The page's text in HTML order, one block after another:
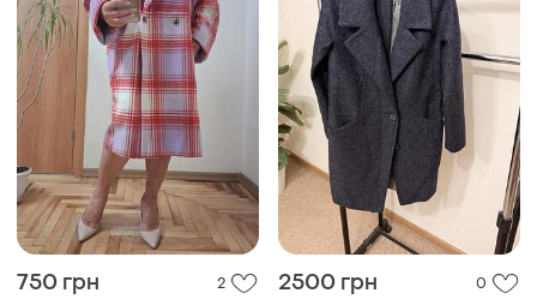
750 грн 2 2500 грн
0